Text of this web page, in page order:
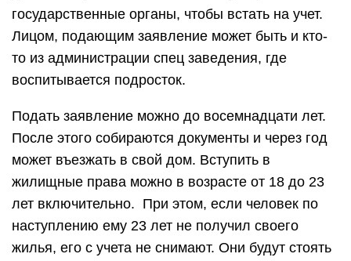
государственные органы, чтобы встать на учет.
Лицом, подающим заявление может быть и кто-
то из администрации спец заведения, где
воспитывается подросток.
Подать заявление можно до восемнадцати лет.
После этого собираются документы и через год
может въезжать в свой дом. Вступить в
жилищные права можно в возрасте от 18 до 23
лет включительно. При этом, если человек по
наступлению ему 23 лет не получил своего
жилья, его с учета не снимают. Они будут стоять